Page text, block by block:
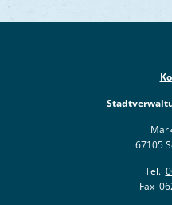
67105
Tel.
Fax